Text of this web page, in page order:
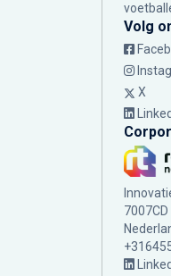
Volg
X